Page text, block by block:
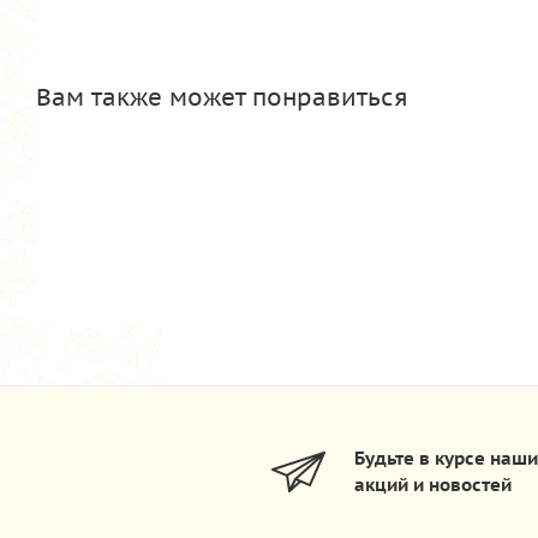
Вам также может понравиться
Будьте в курсе
акций и новостей